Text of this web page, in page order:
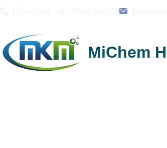
MiChem